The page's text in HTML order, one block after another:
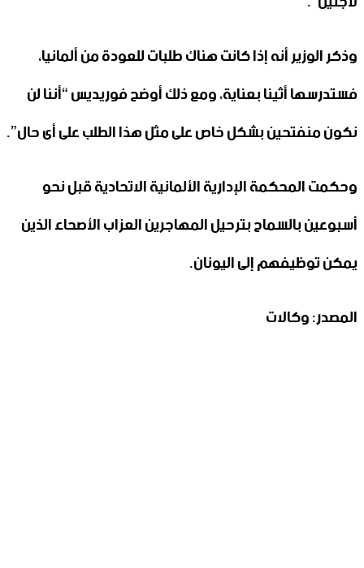
وذكر الوزير أنه إذا كانت هناك طلبات للعودة من ألمانيا،
فستدرسها أثينا بعناية، ومع ذلك أوضح فوريديس “أننا لن
نكون منفتحين بشكل خاص على مثل هذا الطلب على أى حال”.
وحكمت المحكمة الإدارية الألمانية الاتحادية قبل نحو
أسبوعين بالسماح بترحيل المهاجرين العزاب الأصحاء الذين
يمكن توظيفهم إلى اليونان.
المصدر: وكالات